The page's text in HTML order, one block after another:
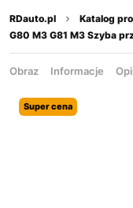
RDauto.pl Katalog
G80 M3 G81 M3 Szyba
Obraz Informacje
Super cena